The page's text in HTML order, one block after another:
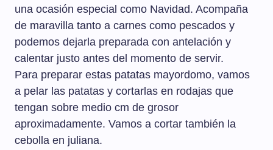
una ocasión especial como Navidad. Acompaña
de maravilla tanto a carnes como pescados y
podemos dejarla preparada con antelación y
calentar justo antes del momento de servir.
Para preparar estas patatas mayordomo, vamos
a pelar las patatas y cortarlas en rodajas que
tengan sobre medio cm de grosor
aproximadamente. Vamos a cortar también la
cebolla en juliana.